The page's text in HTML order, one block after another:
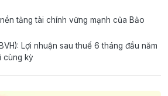
tảng tài chính vững mạnh của Bảo
Lợi nhuận sau thuế 6 tháng đầu năm
cùng kỳ